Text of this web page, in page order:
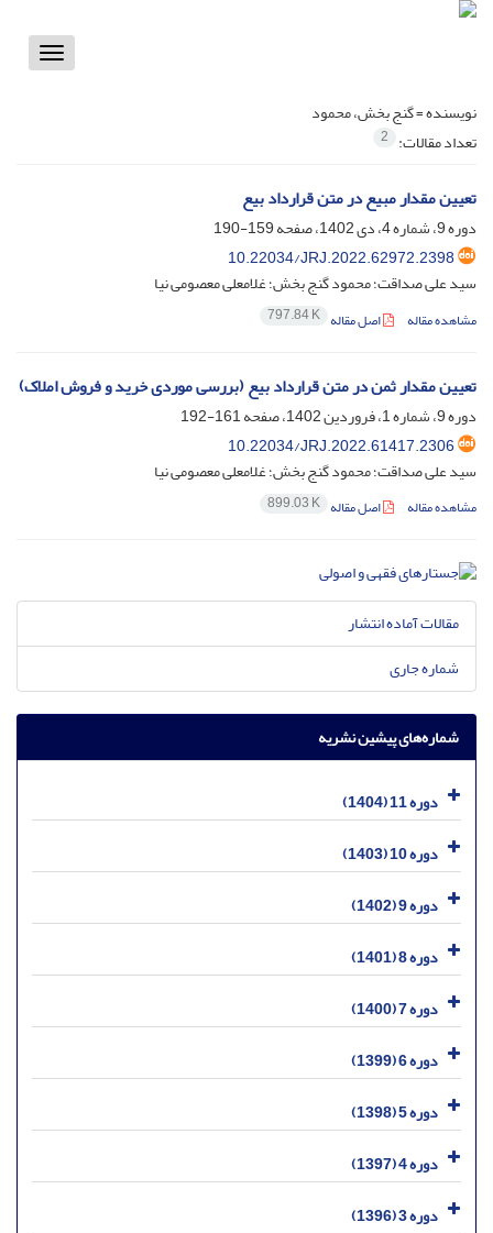
Toggle
نویسنده =گنج بخش، محمود
تعداد مقالات: 2
تعیین مقدار مبیع در متن قرارداد بیع
دوره 9، شماره 4، دی 1402، صفحه
159-190
10.22034/JRJ.2022.62972.2398
سید علی صداقت؛ محمود گنج بخش؛ غلامعلی معصومی نیا
مشاهده مقاله اصل مقاله 797.84 K
تعیین مقدار ثمن در متن قرارداد بیع (بررسی موردی خرید و فروش املاک)
دوره 9، شماره 1، فروردین 1402، صفحه
161-192
10.22034/JRJ.2022.61417.2306
سید علی صداقت؛ محمود گنج بخش؛ غلامعلی معصومی نیا
مشاهده مقاله اصل مقاله 899.03 K
مقالات آماده انتشار
شماره جاری
شماره‌های پیشین نشریه
دوره 11 (1404)
دوره 10 (1403)
دوره 9 (1402)
دوره 8 (1401)
دوره 7 (1400)
دوره 6 (1399)
دوره 5 (1398)
دوره 4 (1397)
دوره 3 (1396)